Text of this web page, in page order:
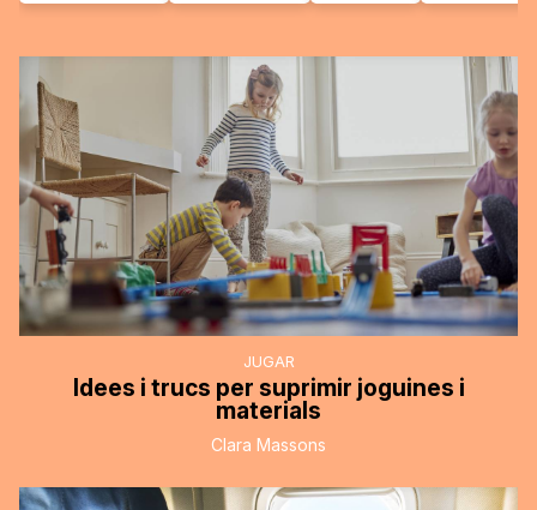
JUGAR
Idees i trucs per suprimir joguines i
materials
Clara Massons